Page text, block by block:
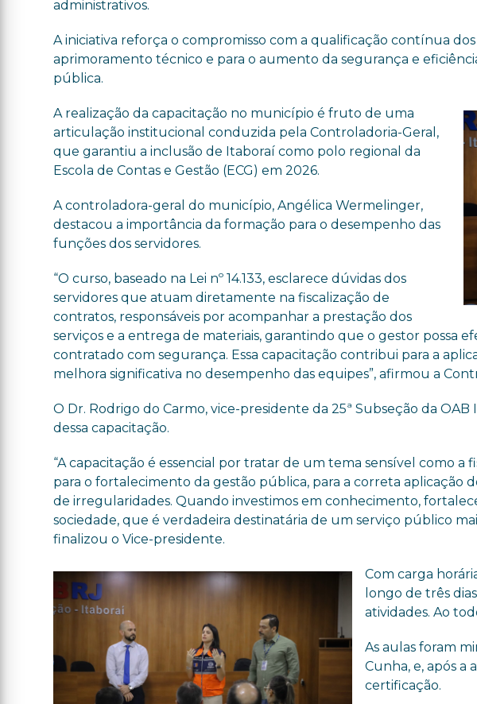
administrativos.
A iniciativa reforça o compromisso com a qualificação contínua
aprimoramento técnico e para o aumento da segurança e
pública.
A realização da capacitação no município é fruto de uma
articulação institucional conduzida pela Controladoria-Geral,
que garantiu a inclusão de Itaboraí como polo regional da
Escola de Contas e Gestão (ECG) em 2026.
A controladora-geral do município, Angélica Wermelinger,
destacou a importância da formação para o desempenho das
funções dos servidores.
“O curso, baseado na Lei nº 14.133, esclarece dúvidas dos
servidores que atuam diretamente na fiscalização de
contratos, responsáveis por acompanhar a prestação dos
serviços e a entrega de materiais, garantindo que o gestor possa
contratado com segurança. Essa capacitação contribui para a
melhora significativa no desempenho das equipes”, afirmou a
O Dr. Rodrigo do Carmo, vice-presidente da 25ª Subseção da
dessa capacitação.
“A capacitação é essencial por tratar de um tema sensível como a
para o fortalecimento da gestão pública, para a correta aplicação
de irregularidades. Quando investimos em conhecimento,
sociedade, que é verdadeira destinatária de um serviço público
finalizou o Vice-presidente.
Com carga
longo de três
atividades. Ao
As aulas foram
Cunha, e, após a
certificação.